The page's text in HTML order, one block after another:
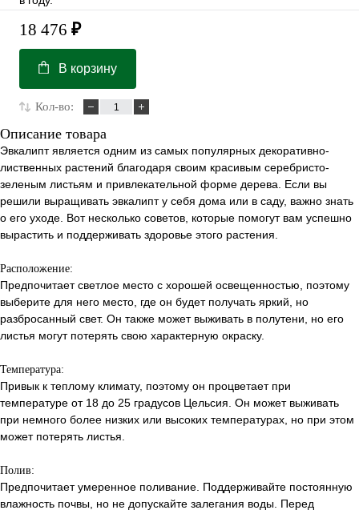
18 476 ₽
В корзину
Кол-во:
Описание товара
Эвкалипт является одним из самых популярных декоративно-
лиственных растений благодаря своим красивым серебристо-
зеленым листьям и привлекательной форме дерева. Если вы
решили выращивать эвкалипт у себя дома или в саду, важно знать
о его уходе. Вот несколько советов, которые помогут вам успешно
вырастить и поддерживать здоровье этого растения.
Расположение:
Предпочитает светлое место с хорошей освещенностью, поэтому
выберите для него место, где он будет получать яркий, но
разбросанный свет. Он также может выживать в полутени, но его
листья могут потерять свою характерную окраску.
Температура:
Привык к теплому климату, поэтому он процветает при
температуре от 18 до 25 градусов Цельсия. Он может выживать
при немного более низких или высоких температурах, но при этом
может потерять листья.
Полив:
Предпочитает умеренное поливание. Поддерживайте постоянную
влажность почвы, но не допускайте залегания воды. Перед